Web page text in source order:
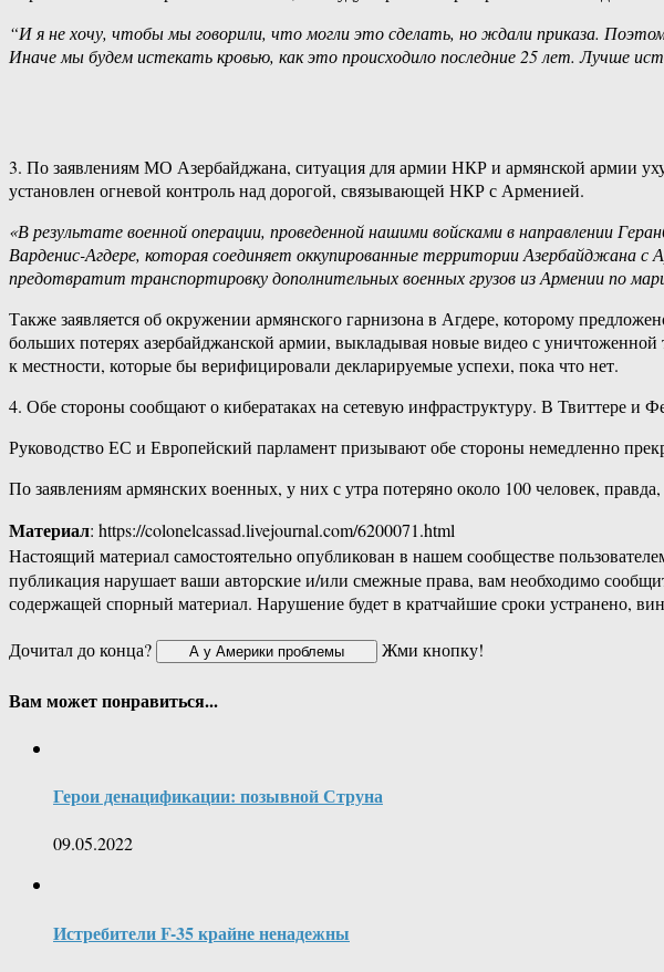
“И я не хочу, чтобы мы говорили, что могли это сделать, но ждали приказа.
Иначе мы будем истекать кровью, как это происходило последние 25 лет. Лучше
3. По заявлениям МО Азербайджана, ситуация для армии НКР и армянской армии
установлен огневой контроль над дорогой, связывающей НКР с Арменией.
«В результате военной операции, проведенной нашими войсками в направлении
Варденис-Агдере, которая соединяет оккупированные территории Азербайджана с
предотвратит транспортировку дополнительных военных грузов из Армении по
Также заявляется об окружении армянского гарнизона в Агдере, которому
больших потерях азербайджанской армии, выкладывая новые видео с
к местности, которые бы верифицировали декларируемые успехи, пока что нет.
4. Обе стороны сообщают о кибератаках на сетевую инфраструктуру. В Твиттере и
Руководство ЕС и Европейский парламент призывают обе стороны немедленно
По заявлениям армянских военных, у них с утра потеряно около 100 человек,
Материал: https://colonelcassad.livejournal.com/6200071.html
Настоящий материал самостоятельно опубликован в нашем сообществе
публикация нарушает ваши авторские и/или смежные права, вам необходимо
содержащей спорный материал. Нарушение будет в кратчайшие сроки устранено,
Дочитал до конца?
Жми кнопку!
Вам может понравиться...
Герои денацификации: позывной Струна
09.05.2022
Истребители F-35 крайне ненадежны